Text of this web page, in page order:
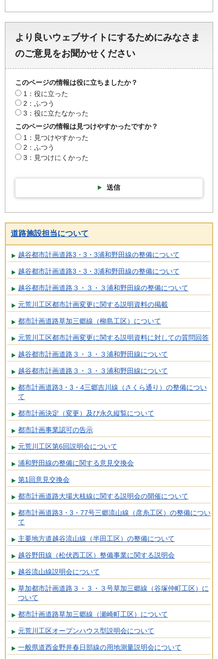
より良いウェブサイトにするためにみなさま
のご意見をお聞かせください
このページの情報は役に立ちましたか？
1：役に立った
2：ふつう
3：役に立たなかった
このページの情報は見つけやすかったですか？
1：見つけやすかった
2：ふつう
3：見つけにくかった
送信
道路施設担当について
越谷都市計画道路3・3・3浦和野田線の整備について
越谷都市計画道路3・3・3浦和野田線の整備について
越谷都市計画道路３・３・３浦和野田線の整備について
元荒川工区都市計画変更に関する説明資料の掲載
都市計画道路草加三郷線（柳島工区）について
元荒川工区都市計画変更に関する説明資料に対しての質問回答
越谷都市計画道路３・３・３浦和野田線について
越谷都市計画道路３・３・３浦和野田線について
都市計画道路3・3・4三郷吉川線（さくら通り）の整備につい
て
都市計画決定（変更）及び永久縦覧について
都市計画事業認可の告示
元荒川工区第6回説明会について
浦和野田線の整備に関する意見交換会
第1回意見交換会
都市計画道路大場大枝線に関する説明会の開催について
都市計画道路3・3・77号三郷流山線（彦糸工区）の整備につい
て
主要地方道越谷流山線（半田工区）の整備について
越谷野田線（松伏西工区）整備事業に関する説明会
越谷流山線説明会について
草加都市計画道路３・３・３号草加三郷線（谷塚仲町工区）に
ついて
都市計画道路草加三郷線（瀬崎町工区）について
元荒川工区オープンハウス型説明会について
一般県道西金野井春日部線の用地測量説明会について